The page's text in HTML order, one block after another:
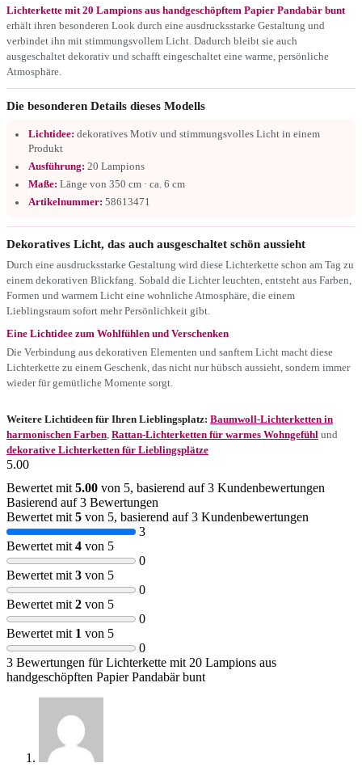
Lichterkette mit 20 Lampions aus handgeschöpftem Papier Pandabär bunt
erhält ihren besonderen Look durch eine ausdrucksstarke Gestaltung und
verbindet ihn mit stimmungsvollem Licht. Dadurch bleibt sie auch
ausgeschaltet dekorativ und schafft eingeschaltet eine warme, persönliche
Atmosphäre.
Die besonderen Details dieses Modells
Lichtidee: dekoratives Motiv und stimmungsvolles Licht in einem
Produkt
Ausführung: 20 Lampions
Maße: Länge von 350 cm · ca. 6 cm
Artikelnummer: 58613471
Dekoratives Licht, das auch ausgeschaltet schön aussieht
Durch eine ausdrucksstarke Gestaltung wird diese Lichterkette schon am Tag zu
einem dekorativen Blickfang. Sobald die Lichter leuchten, entsteht aus Farben,
Formen und warmem Licht eine wohnliche Atmosphäre, die einem
Lieblingsraum sofort mehr Persönlichkeit gibt.
Eine Lichtidee zum Wohlfühlen und Verschenken
Die Verbindung aus dekorativen Elementen und sanftem Licht macht diese
Lichterkette zu einem Geschenk, das nicht nur hübsch aussieht, sondern immer
wieder für gemütliche Momente sorgt.
Weitere Lichtideen für Ihren Lieblingsplatz: Baumwoll-Lichterketten in
harmonischen Farben Rattan-Lichterketten für warmes Wohngefühl und
dekorative Lichterketten für Lieblingsplätze
5.00
Bewertet mit 5.00 von 5, basierend auf3 Kundenbewertungen
Basierend auf 3 Bewertungen
Bewertet mit 5 von 5, basierend auf3 Kundenbewertungen
3
Bewertet mit 4 von 5
0
Bewertet mit 3 von 5
0
Bewertet mit 2 von 5
0
Bewertet mit 1 von 5
0
3 Bewertungen fürLichterkette mit 20 Lampions aus
handgeschöpften Papier Pandabär bunt